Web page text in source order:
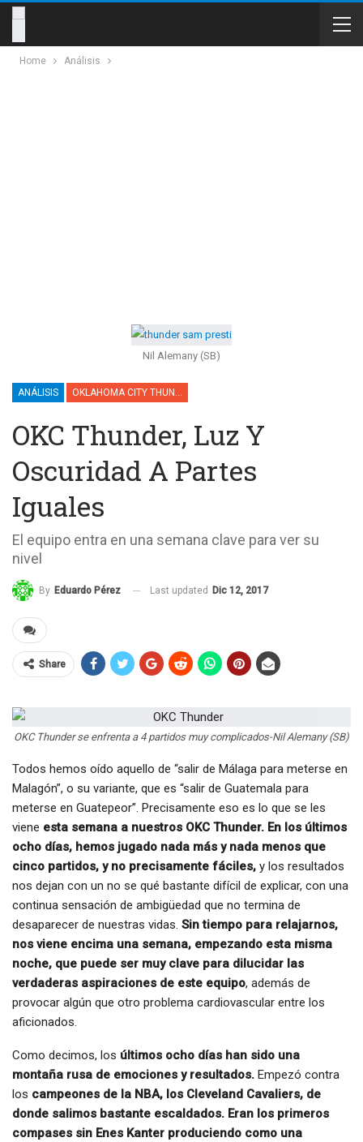
Home Análisis
Nil Alemany (SB)
ANÁLISIS
OKC Thunder, Luz Y
Oscuridad A Partes
Iguales
El equipo entra en una semana clave para ver su
nivel
By Eduardo Pérez Last updated Dic 12, 2017
Share
OKC Thunder se enfrenta a 4 partidos muy complicados-Nil Alemany (SB)
Todos hemos oído aquello de “salir de Málaga para meterse en
Malagón”, o su variante, que es “salir de Guatemala para
meterse en Guatepeor”. Precisamente eso es lo que se les
viene esta semana a nuestros OKC Thunder. En los últimos
ocho días, hemos jugado nada más y nada menos que
cinco partidos, y no precisamente fáciles, y los resultados
nos dejan con un no se qué bastante difícil de explicar, con una
continua sensación de ambigüedad que no termina de
desaparecer de nuestras vidas. Sin tiempo para relajarnos,
nos viene encima una semana, empezando esta misma
noche, que puede ser muy clave para dilucidar las
verdaderas aspiraciones de este equipo, además de
provocar algún que otro problema cardiovascular entre los
aficionados.
Como decimos, los últimos ocho días han sido una
montaña rusa de emociones y resultados. Empezó contra
los campeones de la NBA, los Cleveland Cavaliers, de
donde salimos bastante escaldados. Eran los primeros
compases sin Enes Kanter produciendo como una